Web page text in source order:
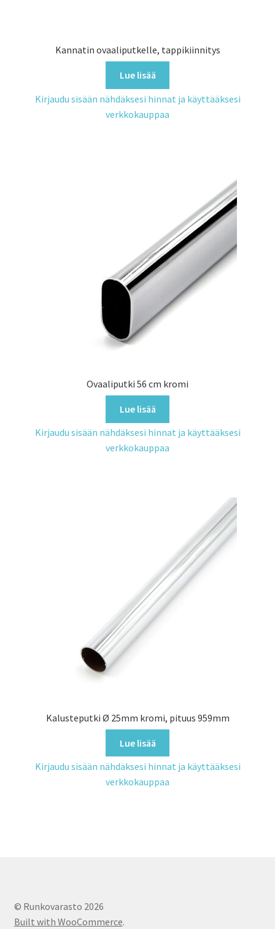
Kannatin ovaaliputkelle, tappikiinnitys
Lue lisää
Kirjaudu sisään nähdäksesi hinnat ja käyttääksesi
verkkokauppaa
Ovaaliputki 56 cm kromi
Lue lisää
Kirjaudu sisään nähdäksesi hinnat ja käyttääksesi
verkkokauppaa
Kalusteputki Ø 25mm kromi, pituus 959mm
Lue lisää
Kirjaudu sisään nähdäksesi hinnat ja käyttääksesi
verkkokauppaa
© Runkovarasto 2026
Built with WooCommerce.